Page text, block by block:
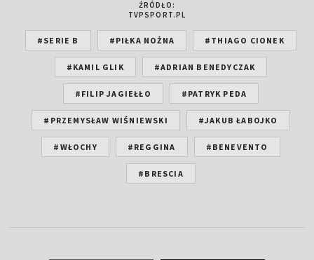
ŹRÓDŁO:
TVPSPORT.PL
#SERIE B #PIŁKA NOŻNA #THIAGO CIONEK
#KAMIL GLIK #ADRIAN BENEDYCZAK
#FILIP JAGIEŁŁO #PATRYK PEDA
#PRZEMYSŁAW WIŚNIEWSKI #JAKUB ŁABOJKO
#WŁOCHY #REGGINA #BENEVENTO
#BRESCIA